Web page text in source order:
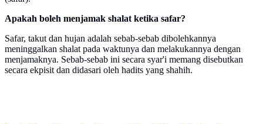
Apakah boleh menjamak shalat ketika safar?
Safar, takut dan hujan adalah sebab-sebab dibolehkannya
meninggalkan shalat pada waktunya dan melakukannya dengan
menjamaknya. Sebab-sebab ini secara syar'i memang disebutkan
secara ekpisit dan didasari oleh hadits yang shahih.